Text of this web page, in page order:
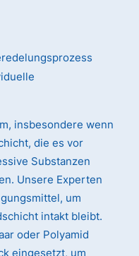
insbesondere wenn
die es vor
Substanzen
Unsere Experten
um
intakt bleibt.
oder Polyamid
eingesetzt, um